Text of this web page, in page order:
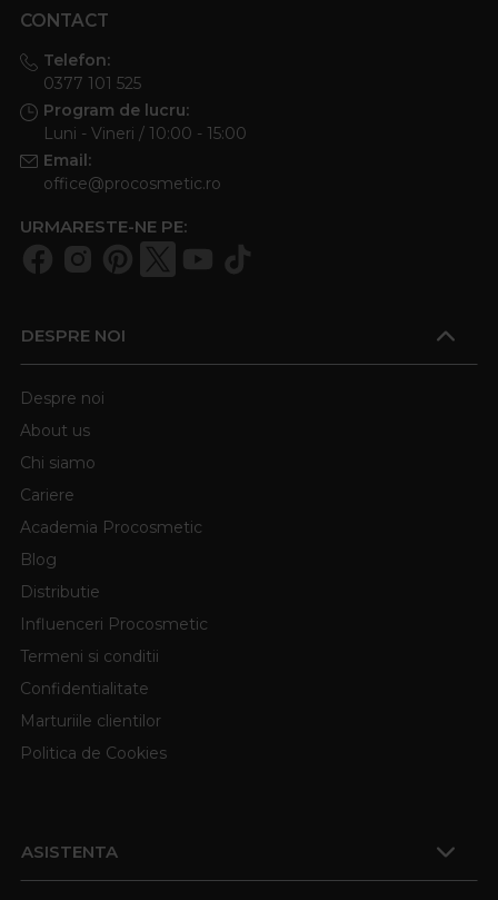
CONTACT
Telefon:
0377 101 525
Program de lucru:
Luni - Vineri / 10:00 - 15:00
Email:
office@procosmetic.ro
URMARESTE-NE PE:
DESPRE NOI
Despre noi
About us
Chi siamo
Cariere
Academia Procosmetic
Blog
Distributie
Influenceri Procosmetic
Termeni si conditii
Confidentialitate
Marturiile clientilor
Politica de Cookies
ASISTENTA